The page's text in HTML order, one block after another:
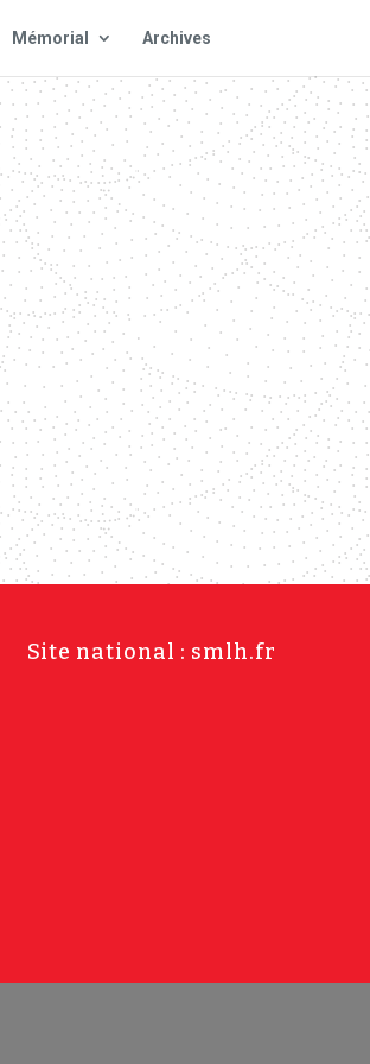
Mémorial Archives
Site national : smlh.fr